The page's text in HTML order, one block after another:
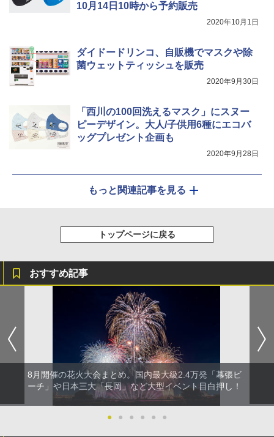
10月14日10時から予約販売
2020年10月1日
ダイドードリンコ、自販機でマスクや除
菌ウェットティッシュを販売
2020年9月30日
「西川の100回洗えるマスク」にスヌー
ピーデザイン。大人/子供用6種にエコバ
ッグプレゼント企画も
2020年9月28日
もっと関連記事を見る
トップページに戻る
おすすめ記事
8月開催の花火大会まとめ。国内最大級2.4万発「幕張ビ
ーチ」や日本三大「長岡」など大型イベント目白押し！
● ● ● ● ● ●